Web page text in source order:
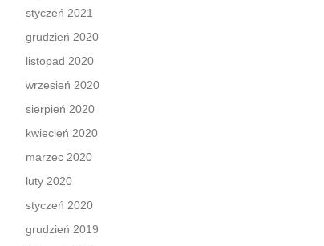
styczeń 2021
grudzień 2020
listopad 2020
wrzesień 2020
sierpień 2020
kwiecień 2020
marzec 2020
luty 2020
styczeń 2020
grudzień 2019